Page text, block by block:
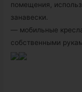
помещения,
занавески.
— мобильные
собственными